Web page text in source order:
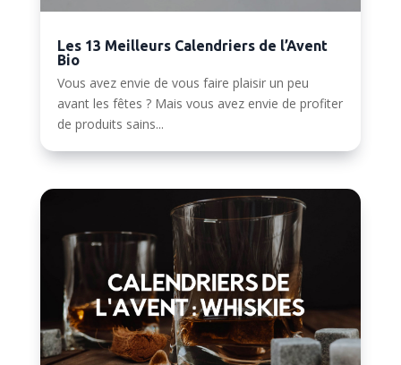
Les 13 Meilleurs Calendriers de l’Avent
Bio
Vous avez envie de vous faire plaisir un peu
avant les fêtes ? Mais vous avez envie de profiter
de produits sains...